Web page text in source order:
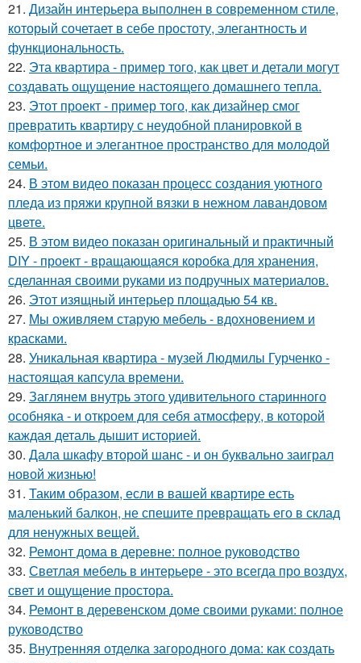
21. Дизайн интерьера выполнен в современном стиле,
который сочетает в себе простоту, элегантность и
функциональность.
22. Эта квартира - пример того, как цвет и детали могут
создавать ощущение настоящего домашнего тепла.
23. Этот проект - пример того, как дизайнер смог
превратить квартиру с неудобной планировкой в
комфортное и элегантное пространство для молодой
семьи.
24. В этом видео показан процесс создания уютного
пледа из пряжи крупной вязки в нежном лавандовом
цвете.
25. В этом видео показан оригинальный и практичный
DIY - проект - вращающаяся коробка для хранения,
сделанная своими руками из подручных материалов.
26. Этот изящный интерьер площадью 54 кв.
27. Мы оживляем старую мебель - вдохновением и
красками.
28. Уникальная квартира - музей Людмилы Гурченко -
настоящая капсула времени.
29. Заглянем внутрь этого удивительного старинного
особняка - и откроем для себя атмосферу, в которой
каждая деталь дышит историей.
30. Дала шкафу второй шанс - и он буквально заиграл
новой жизнью!
31. Таким образом, если в вашей квартире есть
маленький балкон, не спешите превращать его в склад
для ненужных вещей.
32. Ремонт дома в деревне: полное руководство
33. Светлая мебель в интерьере - это всегда про воздух,
свет и ощущение простора.
34. Ремонт в деревенском доме своими руками: полное
руководство
35. Внутренняя отделка загородного дома: как создать